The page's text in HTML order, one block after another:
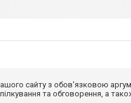
сайту з обов'язковою
та обговорення, а